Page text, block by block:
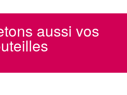
aussi vos